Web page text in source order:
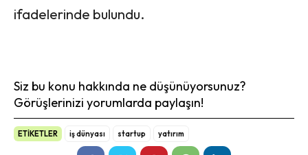
ifadelerinde bulundu.
Siz bu konu hakkında ne düşünüyorsunuz?
Görüşlerinizi yorumlarda paylaşın!
ETİKETLER iş dünyası startup yatırım